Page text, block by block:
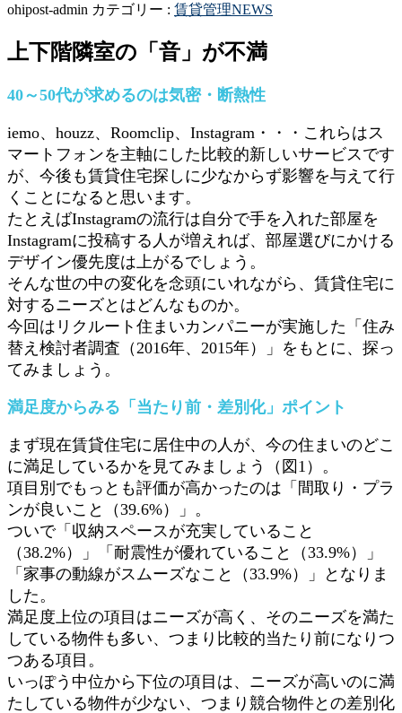
ohipost-admin カテゴリー : 賃貸管理NEWS
上下階隣室の「音」が不満
40～50代が求めるのは気密・断熱性
iemo、houzz、Roomclip、Instagram・・・これらはス
マートフォンを主軸にした比較的新しいサービスです
が、今後も賃貸住宅探しに少なからず影響を与えて行
くことになると思います。
たとえばInstagramの流行は自分で手を入れた部屋を
Instagramに投稿する人が増えれば、部屋選びにかける
デザイン優先度は上がるでしょう。
そんな世の中の変化を念頭にいれながら、賃貸住宅に
対するニーズとはどんなものか。
今回はリクルート住まいカンパニーが実施した「住み
替え検討者調査（2016年、2015年）」をもとに、探っ
てみましょう。
満足度からみる「当たり前・差別化」ポイント
まず現在賃貸住宅に居住中の人が、今の住まいのどこ
に満足しているかを見てみましょう（図1）。
項目別でもっとも評価が高かったのは「間取り・プラ
ンが良いこと（39.6%）」。
ついで「収納スペースが充実していること
（38.2%）」「耐震性が優れていること（33.9%）」
「家事の動線がスムーズなこと（33.9%）」となりま
した。
満足度上位の項目はニーズが高く、そのニーズを満た
している物件も多い、つまり比較的当たり前になりつ
つある項目。
いっぽう中位から下位の項目は、ニーズが高いのに満
たしている物件が少ない、つまり競合物件との差別化